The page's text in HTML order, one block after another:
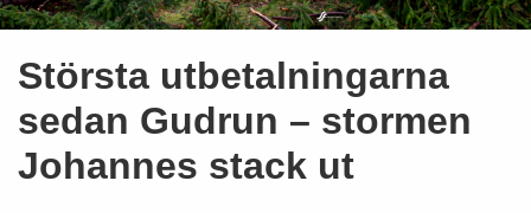
Största utbetalningarna
sedan Gudrun – stormen
Johannes stack ut